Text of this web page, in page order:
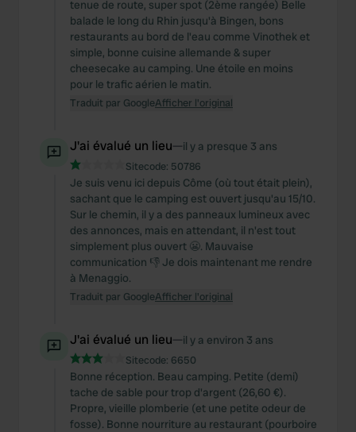
tenue de route, super spot (2ème rangée) Belle
balade le long du Rhin jusqu'à Bingen, bons
restaurants au bord de l'eau comme Vinothek et
simple, bonne cuisine allemande & super
cheesecake au camping. Une étoile en moins
pour le trafic aérien le matin.
Traduit par GoogleAfficher l'original
J'ai évalué un lieu—il y a presque 3 ans
Sitecode: 50786
Je suis venu ici depuis Côme (où tout était plein),
sachant que le camping est ouvert jusqu'au 15/10.
Sur le chemin, il y a des panneaux lumineux avec
des annonces, mais en attendant, il n'est tout
simplement plus ouvert 😬. Mauvaise
communication 👎 Je dois maintenant me rendre
à Menaggio.
Traduit par GoogleAfficher l'original
J'ai évalué un lieu—il y a environ 3 ans
Sitecode: 6650
Bonne réception. Beau camping. Petite (demi)
tache de sable pour trop d'argent (26,60 €).
Propre, vieille plomberie (et une petite odeur de
fosse). Bonne nourriture au restaurant (pourboire